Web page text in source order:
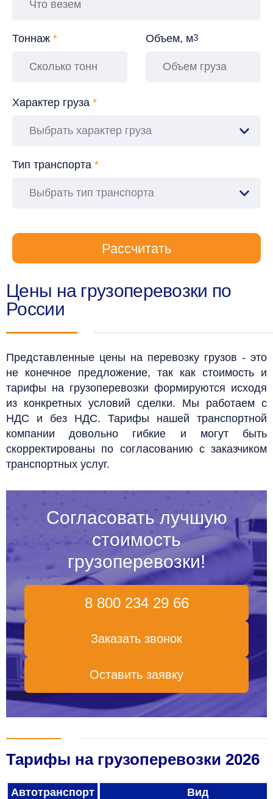
Тоннаж * Объем, м3
Характер груза *
Выбрать характер груза
Тип транспорта *
Выбрать тип транспорта
Рассчитать
Цены на грузоперевозки по
России
Представленные цены на перевозку грузов - это
не конечное предложение, так как стоимость и
тарифы на грузоперевозки формируются исходя
из конкретных условий сделки.
Мы работаем с
НДС и без НДС. Тарифы нашей транспортной
компании довольно гибкие и могут быть
скорректированы по согласованию с заказчиком
транспортных услуг.
Согласовать лучшую
стоимость
грузоперевозки!
8 800 234 29 66
Заказать звонок
Оставить заявку
Тарифы на грузоперевозки 2026
Автотранспорт Вид